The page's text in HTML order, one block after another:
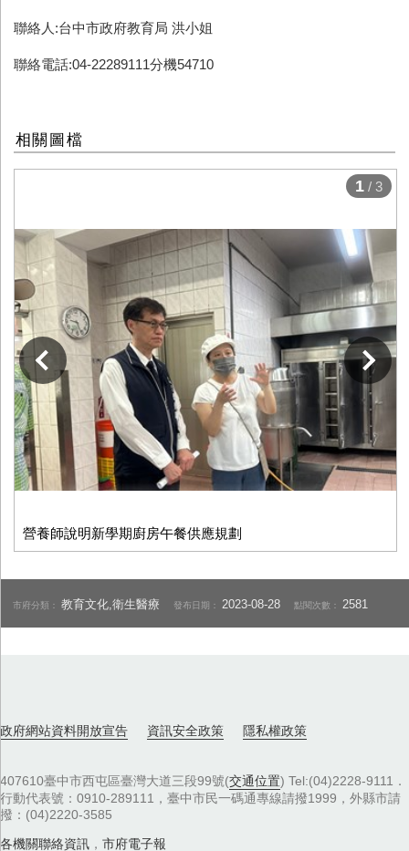
聯絡人:台中市政府教育局 洪小姐
聯絡電話:04-22289111分機54710
相關圖檔
營養師說明新學期廚房午餐供應規劃
下一張
1 / 3
市府分類：教育文化,衛生醫療 發布日期： 2023-08-28 點閱次數： 2581
政府網站資料開放宣告 資訊安全政策 隱私權政策
407610臺中市西屯區臺灣大道三段99號(交通位置) Tel:(04)2228-9111．
行動代表號：0910-289111，臺中市民一碼通專線請撥1999，外縣市請
撥：(04)2220-3585
各機關聯絡資訊 ， 市府電子報